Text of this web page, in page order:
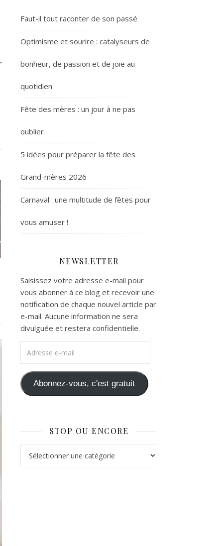
Faut-il tout raconter de son passé
Optimisme et sourire : catalyseurs de
bonheur, de passion et de joie au
quotidien
Fête des mères : un jour à ne pas
oublier
5 idées pour préparer la fête des
Grand-mères 2026
Carnaval : une multitude de fêtes pour
vous amuser !
NEWSLETTER
Saisissez votre adresse e-mail pour
vous abonner à ce blog et recevoir une
notification de chaque nouvel article par
e-mail. Aucune information ne sera
divulguée et restera confidentielle.
Abonnez-vous, c'est gratuit
STOP OU ENCORE